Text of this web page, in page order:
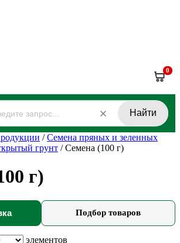
0
Найти
/Семена пряных и зеленных
грунт /Семена (100 г)
г)
Подбор товаров
элементов